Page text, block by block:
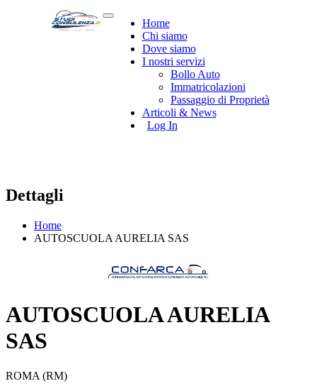
Home
Chi siamo
Dove siamo
I nostri servizi
Bollo Auto
Immatricolazioni
Passaggio di Proprietà
Articoli & News
Log In
Dettagli
Home
AUTOSCUOLA AURELIA SAS
AUTOSCUOLA AURELIA
SAS
ROMA (RM)